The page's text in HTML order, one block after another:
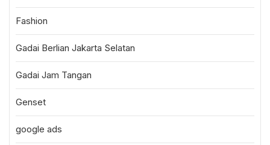
Fashion
Gadai Berlian Jakarta Selatan
Gadai Jam Tangan
Genset
google ads